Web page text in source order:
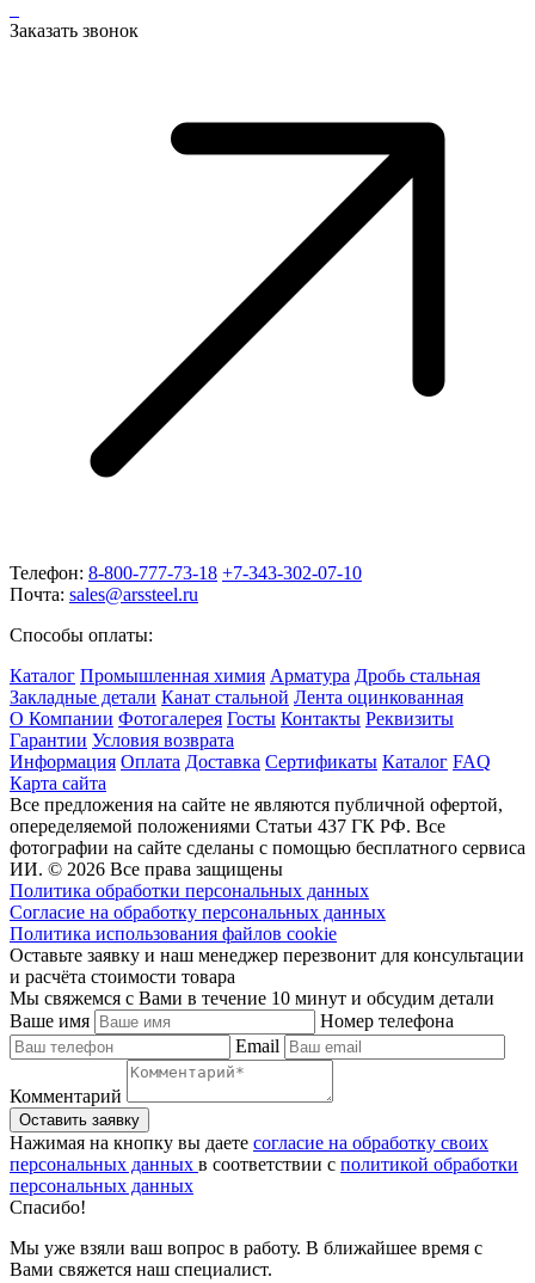
Заказать звонок
Телефон: 8-800-777-73-18 +7-343-302-07-10
Почта: sales@arssteel.ru
Способы оплаты:
Каталог Промышленная химия Арматура Дробь стальная
Закладные детали Канат стальной Лента оцинкованная
О Компании Фотогалерея Госты Контакты Реквизиты
Гарантии Условия возврата
Информация Оплата Доставка Сертификаты Каталог FAQ
Карта сайта
Все предложения на сайте не являются публичной офертой,
опеределяемой положениями Статьи 437 ГК РФ. Все
фотографии на сайте сделаны с помощью бесплатного сервиса
ИИ. © 2026 Все права защищены
Политика обработки персональных данных
Согласие на обработку персональных данных
Политика использования файлов cookie
Оставьте заявку и наш менеджер перезвонит для консультации
и расчёта стоимости товара
Мы свяжемся с Вами в течение 10 минут и обсудим детали
Ваше имя
Номер телефона
Email
Комментарий
Нажимая на кнопку вы даете согласие на обработку своих
персональных данных в соответствии с политикой обработки
персональных данных
Спасибо!
Мы уже взяли ваш вопрос в работу. В ближайшее время с
Вами свяжется наш специалист.